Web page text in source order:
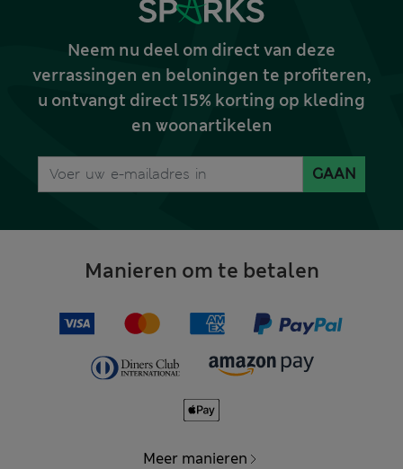
Neem nu deel om direct van deze
verrassingen en beloningen te profiteren,
u ontvangt direct 15% korting op kleding
en woonartikelen
GAAN
Manieren om te betalen
Meer manieren